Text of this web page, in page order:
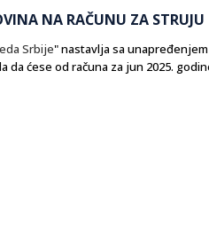
NA RAČUNU ZA STRUJU
Srbije" nastavlja sa
da ćese od računa za jun 2025.